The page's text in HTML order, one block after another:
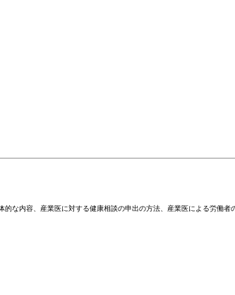
な内容、産業医に対する健康相談の申出の方法、産業医による労働者